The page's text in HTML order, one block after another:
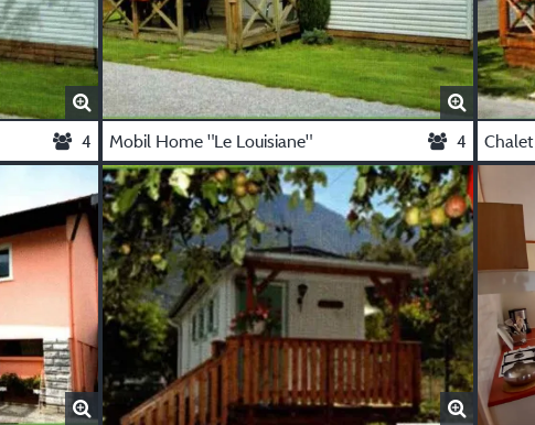
4 Mobil Home "Le Louisiane" 4